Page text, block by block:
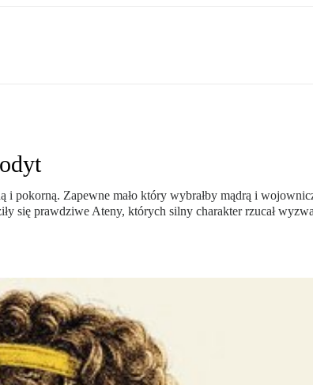
pokorną. Zapewne mało który wybrałby mądrą i
prawdziwe Ateny, których silny charakter rzucał